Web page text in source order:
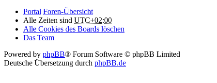
Portal Foren-Übersicht
Alle Zeiten sind UTC+02:00
Alle Cookies des Boards löschen
Das Team
Powered by phpBB® Forum Software © phpBB Limited
Deutsche Übersetzung durch phpBB.de